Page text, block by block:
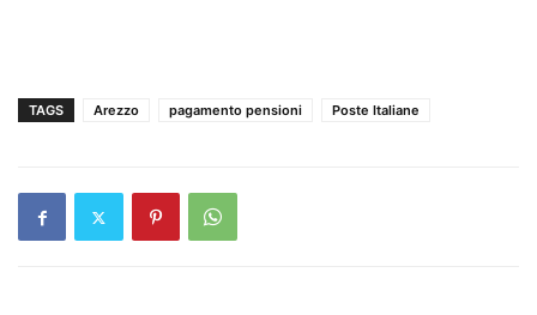
TAGS Arezzo pagamento pensioni Poste Italiane